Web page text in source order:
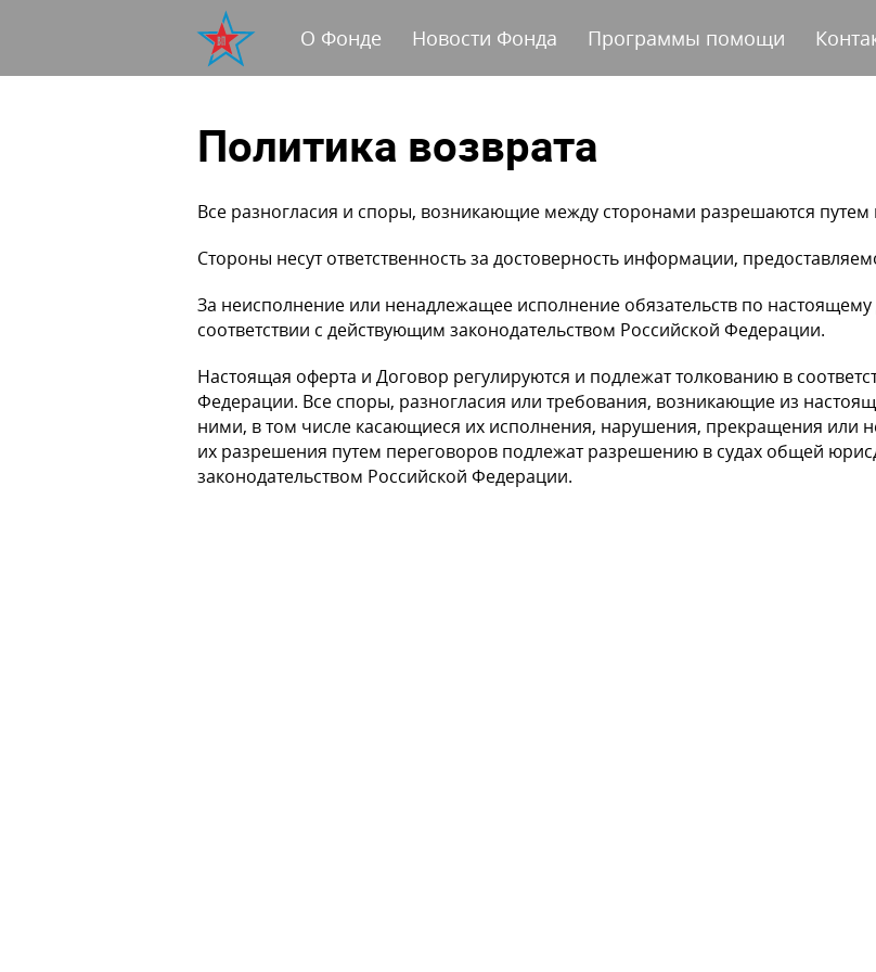
О Фонде Новости Фонда Программы помощи
Политика возврата
Все разногласия и споры, возникающие между сторонами разрешаются путем
Стороны несут ответственность за достоверность информации,
За неисполнение или ненадлежащее исполнение обязательств по настоящему
соответствии с действующим законодательством Российской Федерации.
Настоящая оферта и Договор регулируются и подлежат толкованию в
Федерации. Все споры, разногласия или требования, возникающие из
ними, в том числе касающиеся их исполнения, нарушения, прекращения или
их разрешения путем переговоров подлежат разрешению в судах общей
законодательством Российской Федерации.